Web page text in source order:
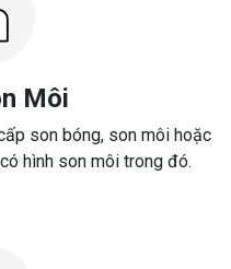
Môi
son bóng, son môi hoặc
hình son môi trong đó.